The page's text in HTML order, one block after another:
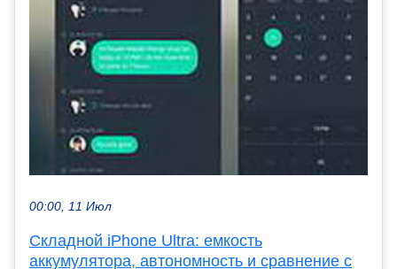
00:00, 11 Июл
Складной iPhone Ultra: емкость
аккумулятора, автономность и сравнение с